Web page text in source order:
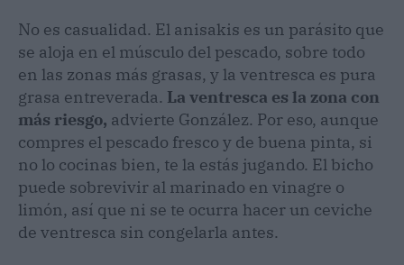
No es casualidad. El anisakis es un parásito que
se aloja en el músculo del pescado, sobre todo
en las zonas más grasas, y la ventresca es pura
grasa entreverada. La ventresca es la zona con
más riesgo, advierte González. Por eso, aunque
compres el pescado fresco y de buena pinta, si
no lo cocinas bien, te la estás jugando. El bicho
puede sobrevivir al marinado en vinagre o
limón, así que ni se te ocurra hacer un ceviche
de ventresca sin congelarla antes.